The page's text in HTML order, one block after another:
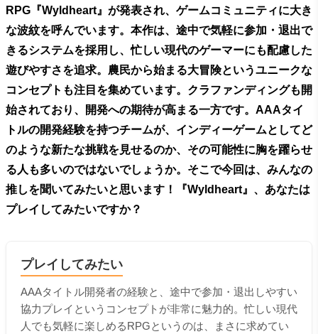
RPG『Wyldheart』が発表され、ゲームコミュニティに大き
な波紋を呼んでいます。本作は、途中で気軽に参加・退出で
きるシステムを採用し、忙しい現代のゲーマーにも配慮した
遊びやすさを追求。農民から始まる大冒険というユニークな
コンセプトも注目を集めています。クラファンディングも開
始されており、開発への期待が高まる一方です。AAAタイ
トルの開発経験を持つチームが、インディーゲームとしてど
のような新たな挑戦を見せるのか、その可能性に胸を躍らせ
る人も多いのではないでしょうか。そこで今回は、みんなの
推しを聞いてみたいと思います！『Wyldheart』、あなたは
プレイしてみたいですか？
プレイしてみたい
AAAタイトル開発者の経験と、途中で参加・退出しやすい
協力プレイというコンセプトが非常に魅力的。忙しい現代
人でも気軽に楽しめるRPGというのは、まさに求めてい